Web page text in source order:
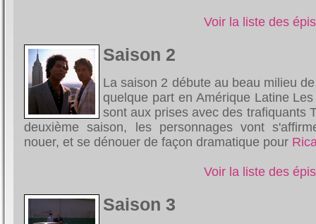
Voir la liste des
Saison 2
La saison 2 débute au beau milieu
quelque part en Amérique Latine
sont aux prises avec des trafiquants
deuxième saison, les personnages vont
nouer, et se dénouer de façon dramatique pour
Voir la liste des
Saison 3